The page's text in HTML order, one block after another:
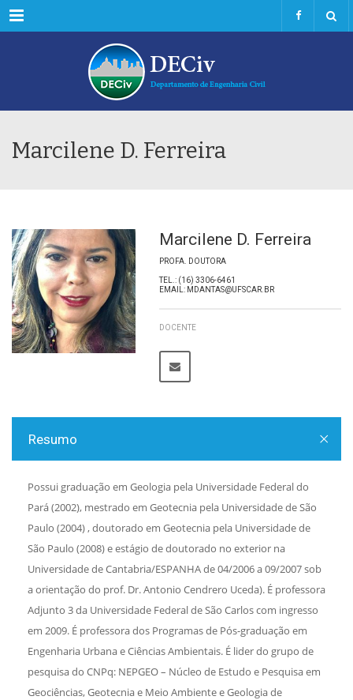
Menu
Marcilene D. Ferreira
Marcilene D. Ferreira
PROFA. DOUTORA
TEL.: (16) 3306-6461
EMAIL: MDANTAS@UFSCAR.BR
DOCENTE
Resumo
Possui graduação em Geologia pela Universidade Federal do
Pará (2002), mestrado em Geotecnia pela Universidade de São
Paulo (2004) , doutorado em Geotecnia pela Universidade de
São Paulo (2008) e estágio de doutorado no exterior na
Universidade de Cantabria/ESPANHA de 04/2006 a 09/2007 sob
a orientação do prof. Dr. Antonio Cendrero Uceda). É professora
Adjunto 3 da Universidade Federal de São Carlos com ingresso
em 2009. É professora dos Programas de Pós-graduação em
Engenharia Urbana e Ciências Ambientais. É lider do grupo de
pesquisa do CNPq: NEPGEO – Núcleo de Estudo e Pesquisa em
Geociências, Geotecnia e Meio Ambiente e Geologia de